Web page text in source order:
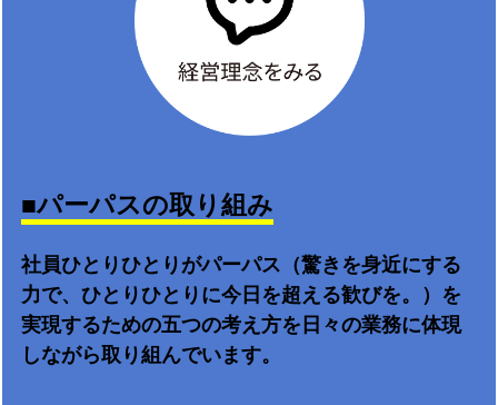
■パーパスの取り組み
社員ひとりひとりがパーパス（驚きを身近にする
力で、ひとりひとりに今日を超える歓びを。）を
実現するための五つの考え方を日々の業務に体現
しながら取り組んでいます。